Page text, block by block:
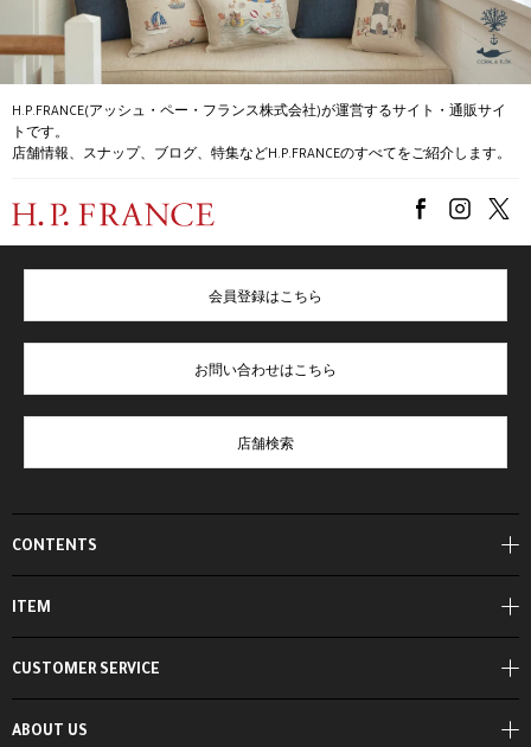
H.P.FRANCE(アッシュ・ペー・フランス株式会社)が運営するサイト・通販サイ
トです。
店舗情報、スナップ、ブログ、特集などH.P.FRANCEのすべてをご紹介します。
CONTENTS
ITEM
ABOUT US
会員登録はこちら
お問い合わせはこちら
店舗検索
CUSTOMER SERVICE